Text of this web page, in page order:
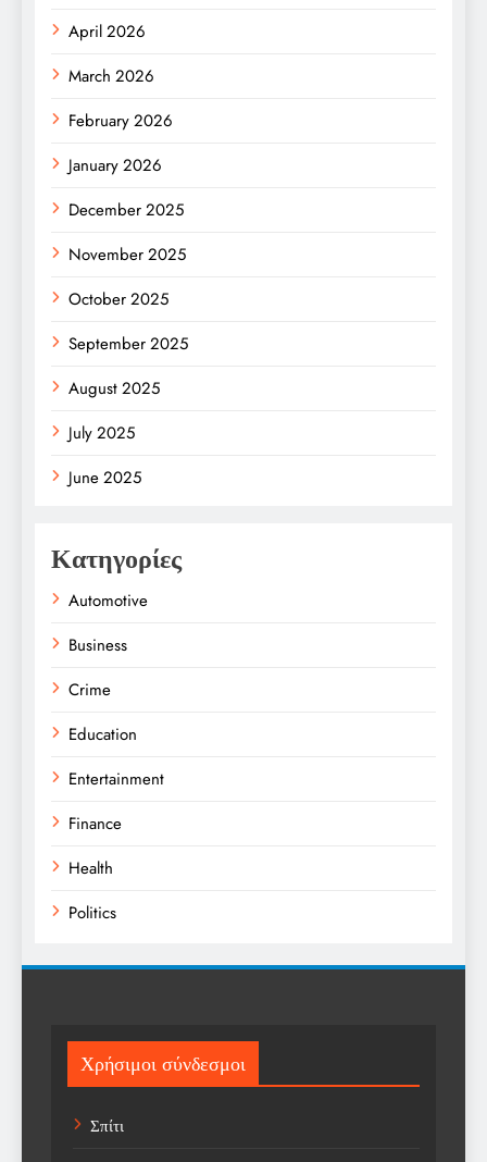
April 2026
March 2026
February 2026
January 2026
December 2025
November 2025
October 2025
September 2025
August 2025
July 2025
June 2025
Κατηγορίες
Automotive
Business
Crime
Education
Entertainment
Finance
Health
Politics
Sport
Sports
Technology
Χρήσιμοι σύνδεσμοι
Σπίτι